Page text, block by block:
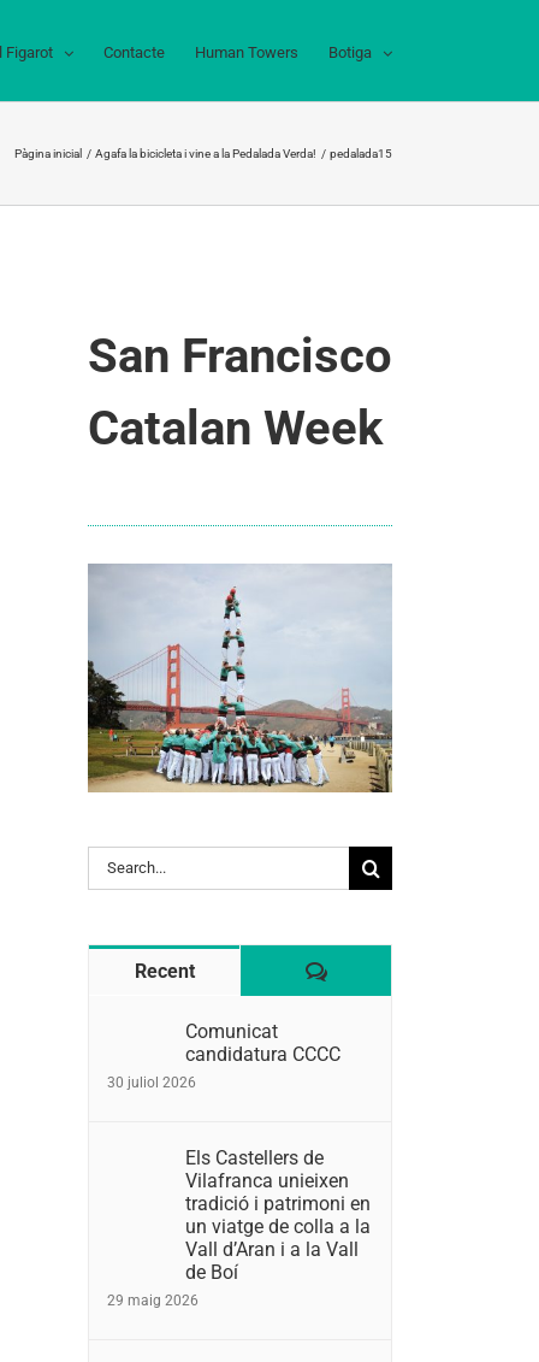
Figarot Contacte Human Towers Botiga
Pàgina inicial Agafa la bicicleta i vine a la Pedalada Verda! pedalada15
San Francisco
Catalan Week
Search
for:
Recent Comentaris
Comunicat
candidatura CCCC
30 juliol 2026
Els Castellers de
Vilafranca unieixen
tradició i patrimoni en
un viatge de colla a la
Vall d’Aran i a la Vall
de Boí
29 maig 2026